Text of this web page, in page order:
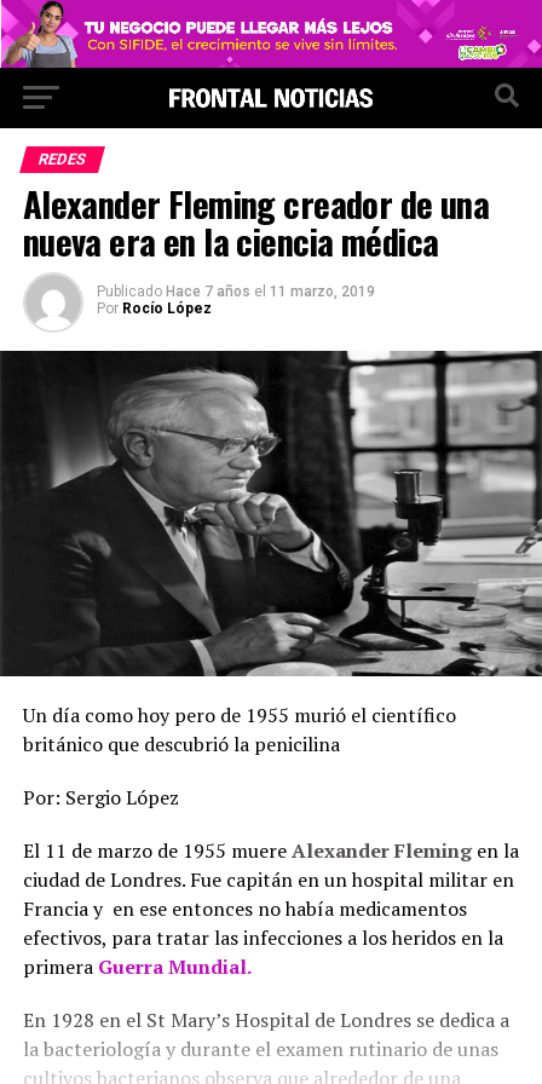
REDES
Alexander Fleming creador de una
nueva era en la ciencia médica
Publicado Hace 7 años el 11 marzo, 2019
Por Rocío López
Un día como hoy pero de 1955 murió el científico
británico que descubrió la penicilina
Por: Sergio López
El 11 de marzo de 1955 muereAlexander Flemingen la
ciudad de Londres. Fue capitán en un hospital militar en
Francia y en ese entonces no había medicamentos
efectivos, para tratar las infecciones a los heridos en la
primera Guerra Mundial.
En 1928 en el St Mary’s Hospital de Londres se dedica a
la bacteriología y durante el examen rutinario de unas
cultivos bacterianos observa que alrededor de una